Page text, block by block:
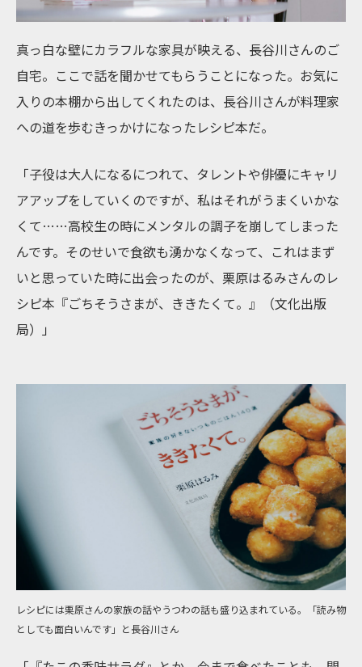
真っ白な壁にカラフルな家具が映える、長谷川さんのご
自宅。ここで話を聞かせてもらうことになった。お気に
入りの本棚から出してくれたのは、長谷川さんが料理家
への道を歩むきっかけになったレシピ本だ。
「子役は大人になるにつれて、タレントや俳優にキャリ
アアップをしていくのですが、私はそれがうまくいかな
くて……高校生の時にメンタルの調子を崩してしまった
んです。そのせいで食欲も湧かなくなって、これはまず
いと思っていた時に出会ったのが、栗原はるみさんのレ
シピ本『ごちそうさまが、ききたくて。』（文化出版
局）」
レシピには栗原さんの家族の話やうつわの話も盛り込まれている。「読み物
としても面白いんです」と長谷川さん